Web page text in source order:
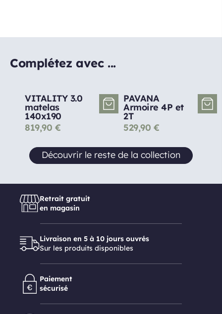
Complétez avec ...
VITALITY 3.0
matelas
140x190
819,90 €
PAVANA
Armoire 4P et
2T
529,90 €
Découvrir le reste de la collection
Retrait gratuit
en magasin
Livraison en 5 à 10 jours ouvrés
Sur les produits disponibles
Paiement
sécurisé